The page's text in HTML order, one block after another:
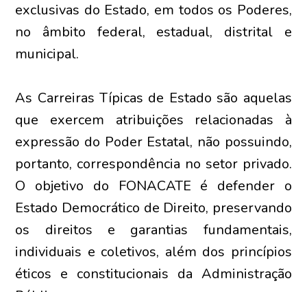
exclusivas do Estado, em todos os Poderes,
no âmbito federal, estadual, distrital e
municipal.
As Carreiras Típicas de Estado são aquelas
que exercem atribuições relacionadas à
expressão do Poder Estatal, não possuindo,
portanto, correspondência no setor privado.
O objetivo do FONACATE é defender o
Estado Democrático de Direito, preservando
os direitos e garantias fundamentais,
individuais e coletivos, além dos princípios
éticos e constitucionais da Administração